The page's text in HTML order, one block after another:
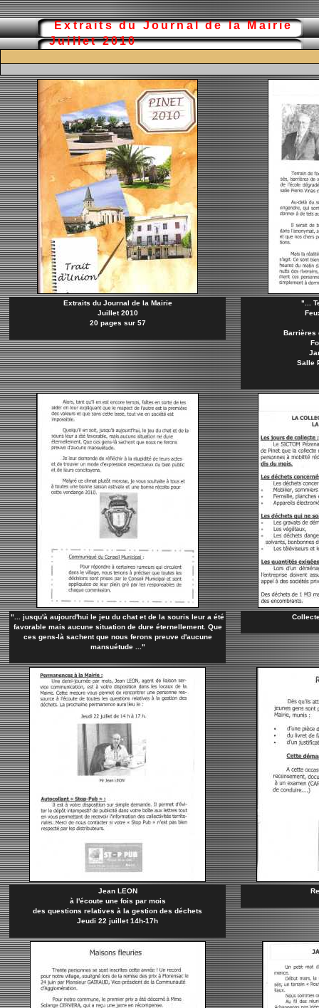
Extraits du Journal de la Mairie
Juillet 2010
Extraits du Journal de la Mairie
Juillet 2010
20 pages sur 57
"...
Barrières
Salle
"... jusqu'à aujourd'hui le jeu du chat et de la souris leur a été
favorable mais aucune situation de dure éternellement. Que
ces gens-là sachent que nous ferons preuve d'aucune
mansuétude ..."
Jean LEON
à l'écoute une fois par mois
des questions relatives à la gestion des déchets
Jeudi 22 juillet 14h-17h